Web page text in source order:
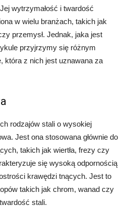
wytrzymałość i twardość
w wielu branżach, takich jak
przemysł. Jednak, jaka jest
przyjrzymy się różnym
która z nich jest uznawana za
rodzajów stali o wysokiej
Jest ona stosowana głównie do
takich jak wiertła, frezy czy
się wysoką odpornością
krawędzi tnących. Jest to
takich jak chrom, wanad czy
stali.